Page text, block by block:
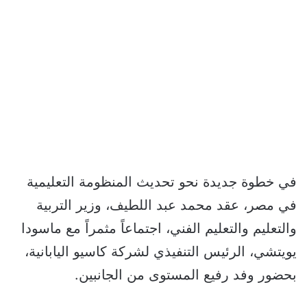
في خطوة جديدة نحو تحديث المنظومة التعليمية
في مصر، عقد محمد عبد اللطيف، وزير التربية
والتعليم والتعليم الفني، اجتماعاً مثمراً مع ماسودا
يويتشي، الرئيس التنفيذي لشركة كاسيو اليابانية،
بحضور وفد رفيع المستوى من الجانبين.